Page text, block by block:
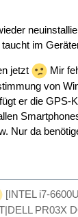
im
jetzt Mir
von
er die GPS-
Nur da
[INTEL i7-
PR03X